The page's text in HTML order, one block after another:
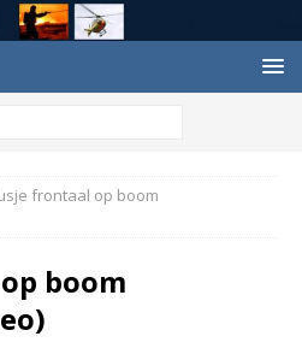
frontaal op boom
boom